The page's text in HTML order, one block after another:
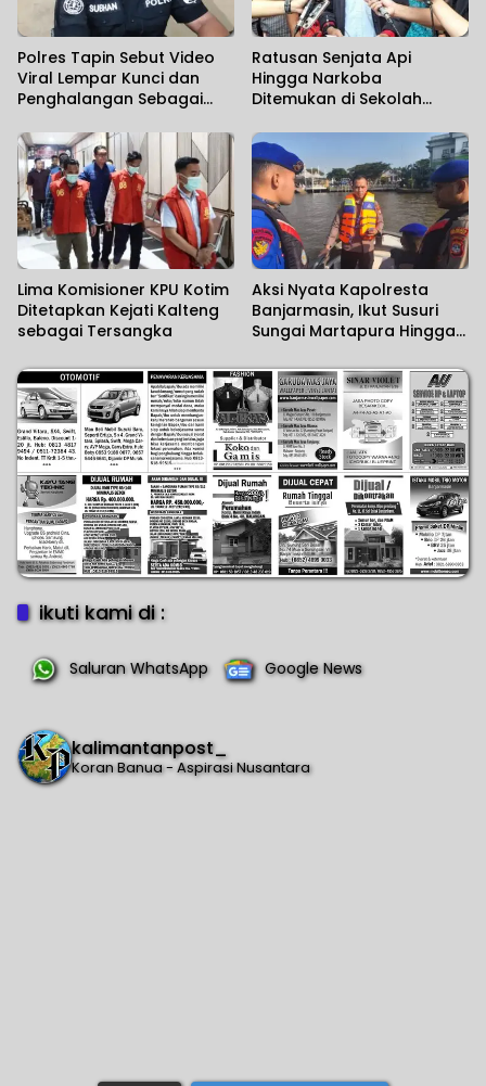
Polres Tapin Sebut Video
Viral Lempar Kunci dan
Penghalangan Sebagai
Ratusan Senjata Api
Hingga Narkoba
Ditemukan di Sekolah
Lima Komisioner KPU Kotim
Ditetapkan Kejati Kalteng
sebagai Tersangka
Aksi Nyata Kapolresta
Banjarmasin, Ikut Susuri
Sungai Martapura Hingga
Ditemukan
ikuti kami di :
Saluran WhatsApp Google News
kalimantanpost_
Koran Banua - Aspirasi Nusantara